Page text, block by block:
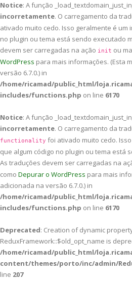
Notice: A função
incorretamente. O carregamento da
ativado muito cedo. Isso geralmente é um
no plugin ou tema está sendo executado
devem ser carregadas na ação init ou
WordPress para mais informações. (Esta
versão 6.7.0.) in
/home/ricamad/public_html/
includes/functions.php on line 6170
Notice: A função
incorretamente. O carregamento da
functionality foi ativado muito cedo.
que algum código no plugin ou tema está
As traduções devem ser carregadas na
como Depurar o WordPress para mais
adicionada na versão 6.7.0.) in
/home/ricamad/public_html/
includes/functions.php on line 6170
Deprecated: Creation of dynamic
ReduxFramework::$old_opt_name is
/home/ricamad/public_html/
content/themes/porto/inc/admin/
line 207